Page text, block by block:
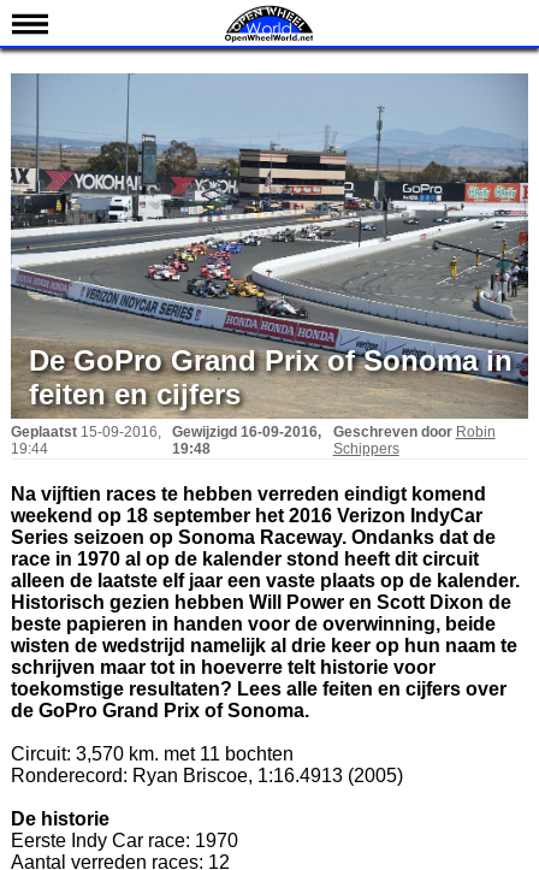
Nieuws
Uitslagen
Standen
Coureurs
Teams
IndyCar 101
Indy 500
English
De GoPro Grand Prix of Sonoma in
feiten en cijfers
Geplaatst 15-09-2016,
19:44
Gewijzigd 16-09-2016,
19:48
Geschreven door Robin
Schippers
Na vijftien races te hebben verreden eindigt komend
weekend op 18 september het 2016 Verizon IndyCar
Series seizoen op Sonoma Raceway. Ondanks dat de
race in 1970 al op de kalender stond heeft dit circuit
alleen de laatste elf jaar een vaste plaats op de kalender.
Historisch gezien hebben Will Power en Scott Dixon de
beste papieren in handen voor de overwinning, beide
wisten de wedstrijd namelijk al drie keer op hun naam te
schrijven maar tot in hoeverre telt historie voor
toekomstige resultaten? Lees alle feiten en cijfers over
de GoPro Grand Prix of Sonoma.
Circuit: 3,570 km. met 11 bochten
Ronderecord: Ryan Briscoe, 1:16.4913 (2005)
De historie
Eerste Indy Car race: 1970
Aantal verreden races: 12